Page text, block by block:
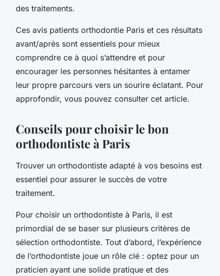
des traitements.
Ces avis patients orthodontie Paris et ces résultats
avant/après sont essentiels pour mieux
comprendre ce à quoi s’attendre et pour
encourager les personnes hésitantes à entamer
leur propre parcours vers un sourire éclatant. Pour
approfondir, vous pouvez consulter cet article.
Conseils pour choisir le bon
orthodontiste à Paris
Trouver un orthodontiste adapté à vos besoins est
essentiel pour assurer le succès de votre
traitement.
Pour choisir un orthodontiste à Paris, il est
primordial de se baser sur plusieurs critères de
sélection orthodontiste. Tout d’abord, l’expérience
de l’orthodontiste joue un rôle clé : optez pour un
praticien ayant une solide pratique et des